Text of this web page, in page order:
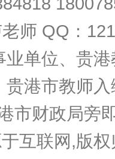
老师 QQ：
单位、贵
贵港市教师
市财政局旁
互联网,版